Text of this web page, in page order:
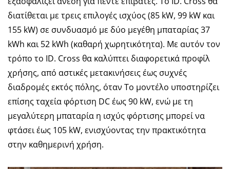
διατίθεται με τρεις επιλογές ισχύος (85 kW, 99 kW και
155 kW) σε συνδυασμό με δύο μεγέθη μπαταρίας 37
kWh και 52 kWh (καθαρή χωρητικότητα). Με αυτόν τον
τρόπο το ID. Cross θα καλύπτει διαφορετικά προφίλ
χρήσης, από αστικές μετακινήσεις έως συχνές
διαδρομές εκτός πόλης, όταν Το μοντέλο υποστηρίζει
επίσης ταχεία φόρτιση DC έως 90 kW, ενώ με τη
μεγαλύτερη μπαταρία η ισχύς φόρτισης μπορεί να
φτάσει έως 105 kW, ενισχύοντας την πρακτικότητα
στην καθημερινή χρήση.